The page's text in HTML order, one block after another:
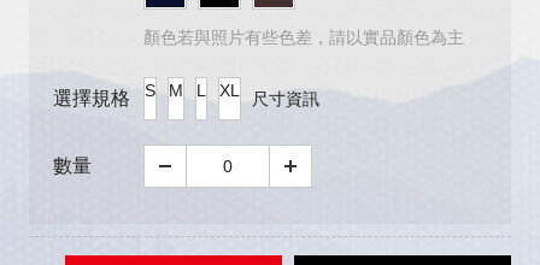
顏色若與照片有些色差，請以實品顏色為主
選擇規格 S M L XL 尺寸資訊
數量